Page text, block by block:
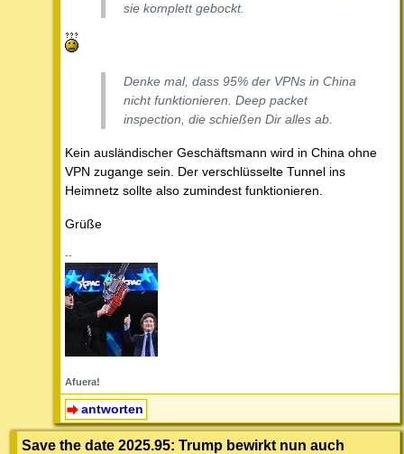
sie komplett gebockt.
Denke mal, dass 95% der VPNs in China
nicht funktionieren. Deep packet
inspection, die schießen Dir alles ab.
Kein ausländischer Geschäftsmann wird in China ohne
VPN zugange sein. Der verschlüsselte Tunnel ins
Heimnetz sollte also zumindest funktionieren.
Grüße
--
Afuera!
antworten
Save the date 2025.95: Trump bewirkt nun auch